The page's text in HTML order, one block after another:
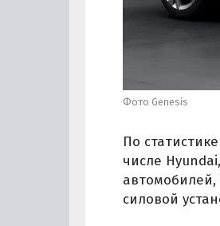
Фото Genesis
По
числе
силовой